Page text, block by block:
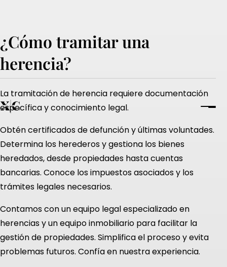
¿cómo tramitar una
herencia?
La tramitación de herencia requiere documentación
específica y conocimiento legal.
Obtén certificados de defunción y últimas voluntades.
Determina los herederos y gestiona los bienes
heredados, desde propiedades hasta cuentas
bancarias. Conoce los impuestos asociados y los
trámites legales necesarios.
Contamos con un equipo legal especializado en
herencias y un equipo inmobiliario para facilitar la
gestión de propiedades. Simplifica el proceso y evita
problemas futuros. Confía en nuestra experiencia.